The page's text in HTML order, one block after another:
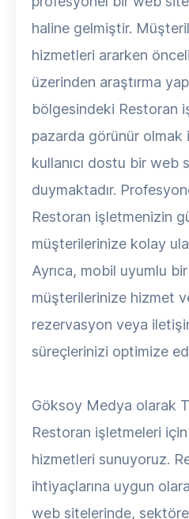
haline gelmiştir.
hizmetleri ararken
üzerinden araştırma
bölgesindeki Restoran
pazarda görünür olmak
kullanıcı dostu bir web
duymaktadır.
Restoran işletmenizin
müşterilerinize kolay
Ayrıca, mobil uyumlu
müşterilerinize hizmet
rezervasyon veya
süreçlerinizi optimize
Göksoy Medya olarak
Restoran işletmeleri
hizmetleri sunuyoruz.
ihtiyaçlarına uygun
web sitelerinde,